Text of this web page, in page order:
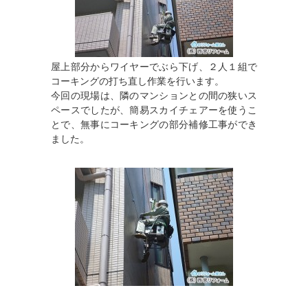
屋上部分からワイヤーでぶら下げ、２人１組で
コーキングの打ち直し作業を行います。
今回の現場は、隣のマンションとの間の狭いス
ペースでしたが、簡易スカイチェアーを使うこ
とで、無事にコーキングの部分補修工事ができ
ました。